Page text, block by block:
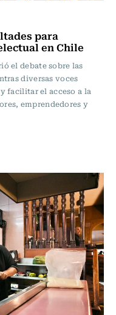
para
en Chile
el debate sobre las
diversas voces
facilitar el acceso a la
emprendedores y